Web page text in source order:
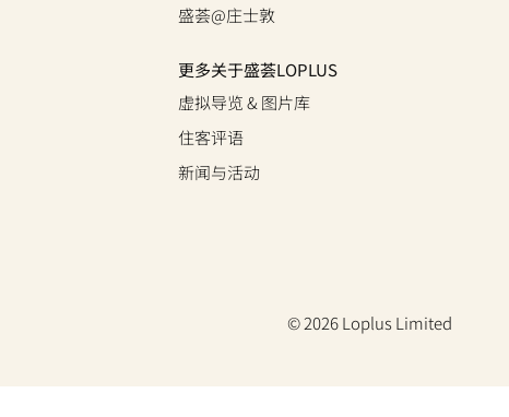
盛荟@庄士敦
更多关于盛荟LOPLUS
虚拟导览 & 图片库
住客评语
新闻与活动
© 2026 Loplus Limited